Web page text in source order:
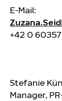
E-Mail:
+42 0
Stefanie
Manager,